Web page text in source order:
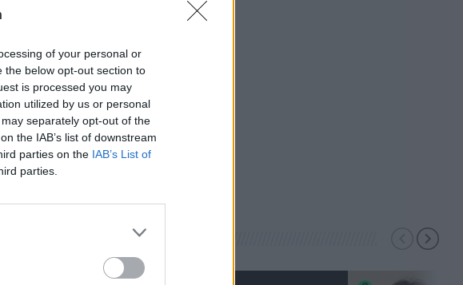
of your personal or
the below opt-out section to
is processed you may
utilized by us or personal
separately opt-out of the
the IAB’s list of downstream
parties on the IAB’s List of
parties.